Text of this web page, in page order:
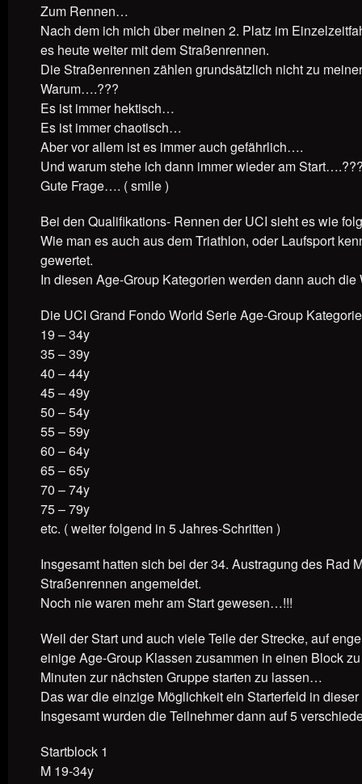
Zum Rennen…
Nach dem ich mich über meinen 2. Platz im
es heute weiter mit dem Straßenrennen.
Die Straßenrennen zählen grundsätzlich nicht zu
Warum….???
Es ist immer hektisch…
Es ist immer chaotisch…
Aber vor allem ist es immer auch gefährlich….
Und warum stehe ich dann immer wieder am
Gute Frage…. ( smile )
Bei den Qualifikations- Rennen der UCI sieht es wie
Wie man es auch aus dem Triathlon, oder Laufsport
gewertet.
In diesen Age-Group Kategorien werden dann auch
Die UCI Grand Fondo World Serie Age-Group
19 – 34y
35 – 39y
40 – 44y
45 – 49y
50 – 54y
55 – 59y
60 – 64y
65 – 65y
70 – 74y
75 – 79y
etc. ( weiter folgend in 5 Jahres-Schritten )
Insgesamt hatten sich bei der 34. Austragung des Rad
Straßenrennen angemeldet.
Noch nie waren mehr am Start gewesen…!!!
Weil der Start und auch viele Teile der Strecke, auf
einige Age-Group Klassen zusammen in einen Block
Minuten zur nächsten Gruppe starten zu lassen…
Das war die einzige Möglichkeit ein Starterfeld in
Insgesamt wurden die Teilnehmer dann auf 5
Startblock 1
M 19-34y